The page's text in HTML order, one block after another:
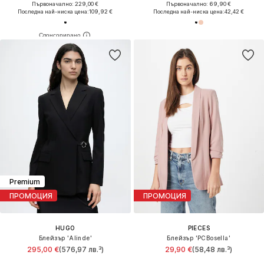
Първоначално: 229,00 €
Последна най-ниска цена:109,92 €
Първоначално: 69,90 €
Последна най-ниска цена:42,42 €
Premium
ПРОМОЦИЯ
HUGO
Блейзър 'Alinde'
295,00 €(576,97 лв.³)
ПРОМОЦИЯ
PIECES
Блейзър 'PCBosella'
29,90 €(58,48 лв.³)